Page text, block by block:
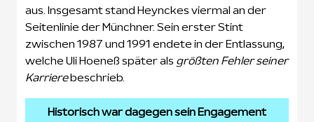
aus. Insgesamt stand Heynckes viermal an der
Seitenlinie der Münchner. Sein erster Stint
zwischen 1987 und 1991 endete in der Entlassung,
welche Uli Hoeneß später als größten Fehler seiner
Karrierebeschrieb.
Historisch war dagegen sein Engagement